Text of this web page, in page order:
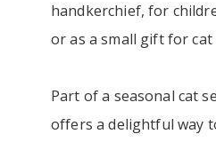
handkerchief, for
or as a small gift for cat
Part of a seasonal cat
offers a delightful way